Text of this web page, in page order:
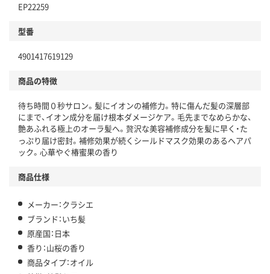
EP22259
型番
4901417619129
商品の特徴
待ち時間０秒サロン。髪にイオンの補修力。特に傷んだ髪の深層部
にまで、イオン成分を届け根本ダメージケア。毛先までなめらかな、
艶あふれる極上のオーラ髪へ。贅沢な美容補修成分を髪に早く・た
っぷり届け密封。補修効果が続くシールドマスク効果のあるヘアパ
ック。心華やぐ椿蜜果の香り
商品仕様
メーカー：クラシエ
ブランド：いち髪
原産国：日本
香り：山桜の香り
商品タイプ：オイル